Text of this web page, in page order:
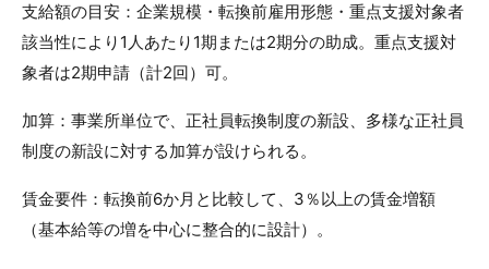
支給額の目安：企業規模・転換前雇用形態・重点支援対象者
該当性により1人あたり1期または2期分の助成。重点支援対
象者は2期申請（計2回）可。
加算：事業所単位で、正社員転換制度の新設、多様な正社員
制度の新設に対する加算が設けられる。
賃金要件：転換前6か月と比較して、3％以上の賃金増額
（基本給等の増を中心に整合的に設計）。